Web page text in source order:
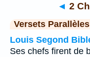
◄ 2
Versets Parallèles
Louis Segond
Ses chefs firent de